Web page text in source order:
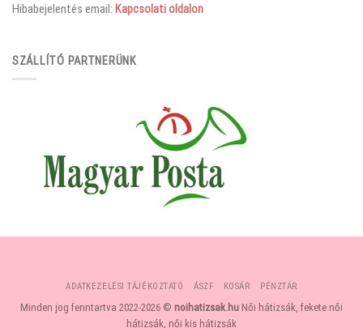
Hibabejelentés email: Kapcsolati oldalon
SZÁLLÍTÓ PARTNERÜNK
ADATKEZELÉSI TÁJÉKOZTATÓ ÁSZF KOSÁR PÉNZTÁR
Minden jog fenntartva 2022-2026 © noihatizsak.hu Női hátizsák, fekete női
hátizsák, női kis hátizsák